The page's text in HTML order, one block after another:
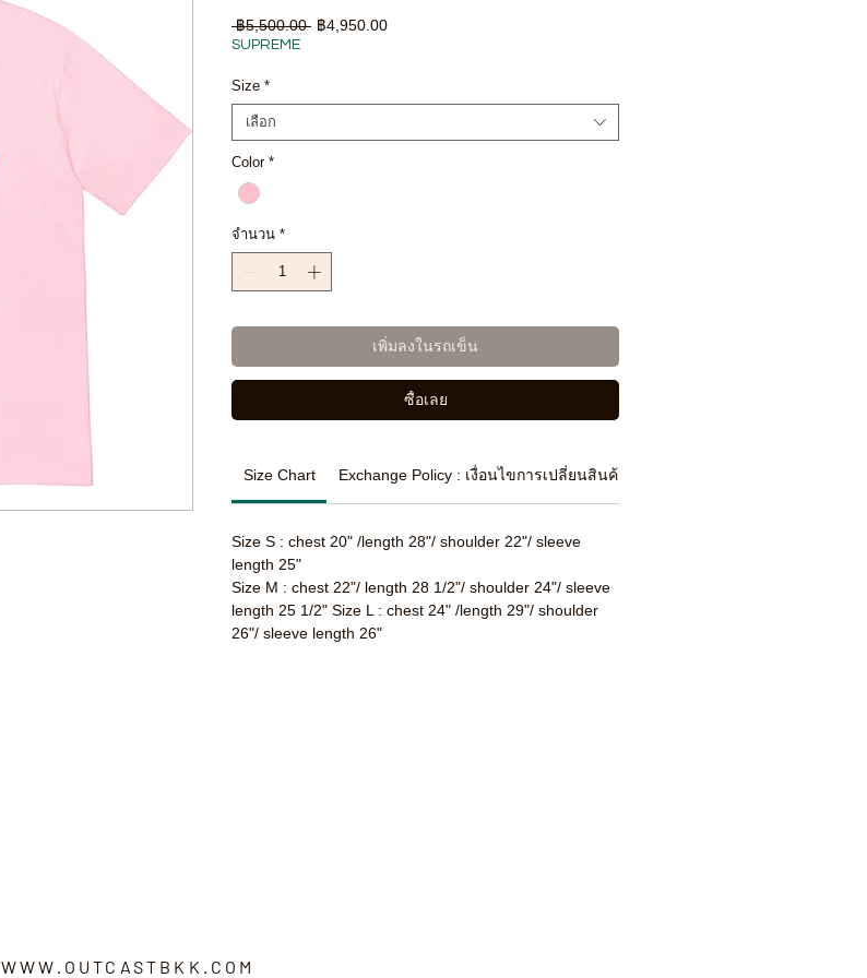
฿5,500.00 ราคา
฿4,950.00ราคา
SUPREME
Size *
เลือก
Color *
จำนวน *
เพิ่มลงในรถเข็น
ซื้อเลย
Size Chart Exchange Policy : เงื่อนไขการเปลี่ยนสินค้า
Size S : chest 20" /length 28"/ shoulder 22"/ sleeve
length 25"
Size M : chest 22"/ length 28 1/2"/ shoulder 24"/ sleeve
length 25 1/2" Size L : chest 24" /length 29"/ shoulder
26"/ sleeve length 26"
WWW.OUTCASTBKK.COM